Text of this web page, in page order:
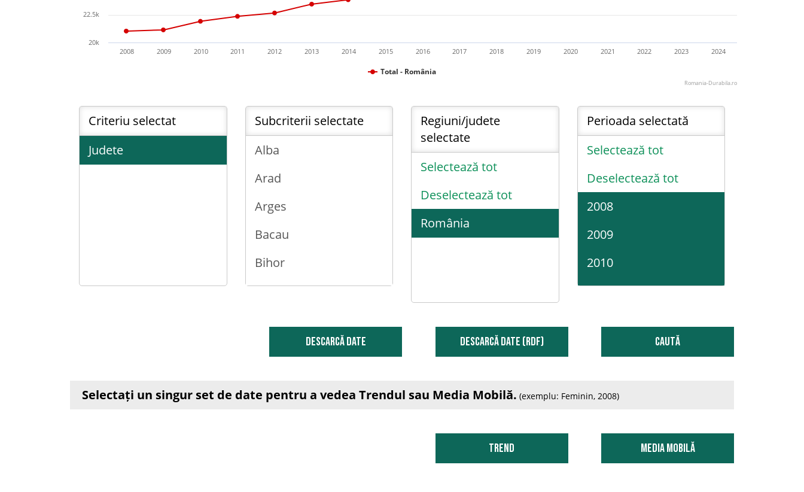
Total - România
2008 2009 2010 2011 2012 2013 2014 2015 2016 2017 2018 2019 2020 2021 2022 2023 2024
20k
22.5k
Romania-Durabila.ro
Criteriu selectat
Judete
Subcriterii selectate
Alba
Arad
Arges
Bacau
Bihor
Bistrita-Nasaud
Buzau
Regiuni/judete
selectate
Selectează tot
Deselectează tot
România
Perioada selectată
Selectează tot
Deselectează tot
2008
2009
2010
2011
2015
2016
2017
DESCARCĂ DATE DESCARCĂ DATE (RDF) Caută
Selectați un singur set de date pentru a vedea Trendul sau Media Mobilă. (exemplu: Feminin, 2008)
Trend Media Mobilă